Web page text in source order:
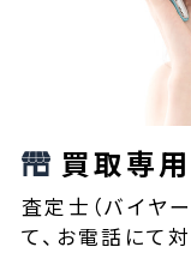
買取専
査定士（バイヤ
て、お電話にて